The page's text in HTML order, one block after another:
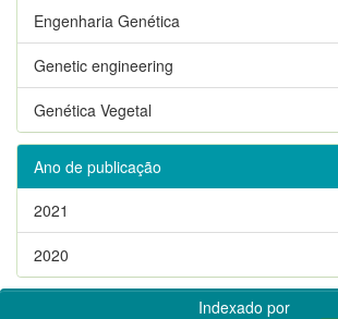
Engenharia Genética
Genetic engineering
Genética Vegetal
Ano de publicação
2021
2020
Indexado por